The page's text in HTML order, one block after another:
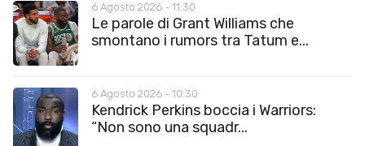
6 Agosto 2026 - 11:30
Le parole di Grant Williams che
smontano i rumors tra Tatum e...
6 Agosto 2026 - 10:30
Kendrick Perkins boccia i Warriors:
“Non sono una squadr...